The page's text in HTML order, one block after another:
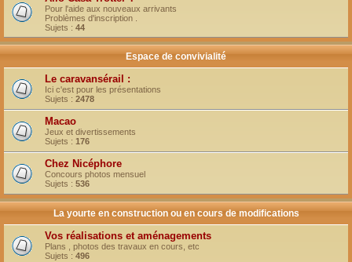
Pour l'aide aux nouveaux arrivants
Problèmes d'inscription .
Sujets : 44
Espace de convivialité
Le caravansérail :
Ici c'est pour les présentations
Sujets : 2478
Macao
Jeux et divertissements
Sujets : 176
Chez Nicéphore
Concours photos mensuel
Sujets : 536
La yourte en construction ou en cours de modifications
Vos réalisations et aménagements
Plans , photos des travaux en cours, etc
Sujets : 496